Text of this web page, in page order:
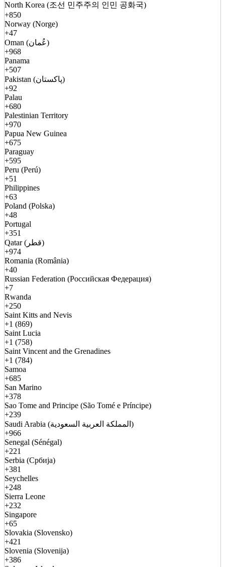
North Korea (조선 민주주의 인민 공화국)
+850
Norway (Norge)
+47
Oman (عُمان)
+968
Panama
+507
Pakistan (پاکستان)
+92
Palau
+680
Palestinian Territory
+970
Papua New Guinea
+675
Paraguay
+595
Peru (Perú)
+51
Philippines
+63
Poland (Polska)
+48
Portugal
+351
Qatar (قطر)
+974
Romania (România)
+40
Russian Federation (Российская Федерация)
+7
Rwanda
+250
Saint Kitts and Nevis
+1 (869)
Saint Lucia
+1 (758)
Saint Vincent and the Grenadines
+1 (784)
Samoa
+685
San Marino
+378
Sao Tome and Principe (São Tomé e Príncipe)
+239
Saudi Arabia (المملكة العربية السعودية)
+966
Senegal (Sénégal)
+221
Serbia (Србија)
+381
Seychelles
+248
Sierra Leone
+232
Singapore
+65
Slovakia (Slovensko)
+421
Slovenia (Slovenija)
+386